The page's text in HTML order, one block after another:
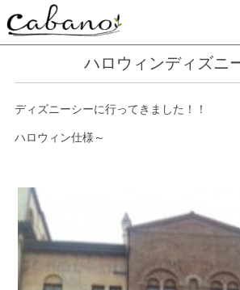
ハロウィンディズニ
ディズニーシーに行ってきました！！
ハロウィン仕様～